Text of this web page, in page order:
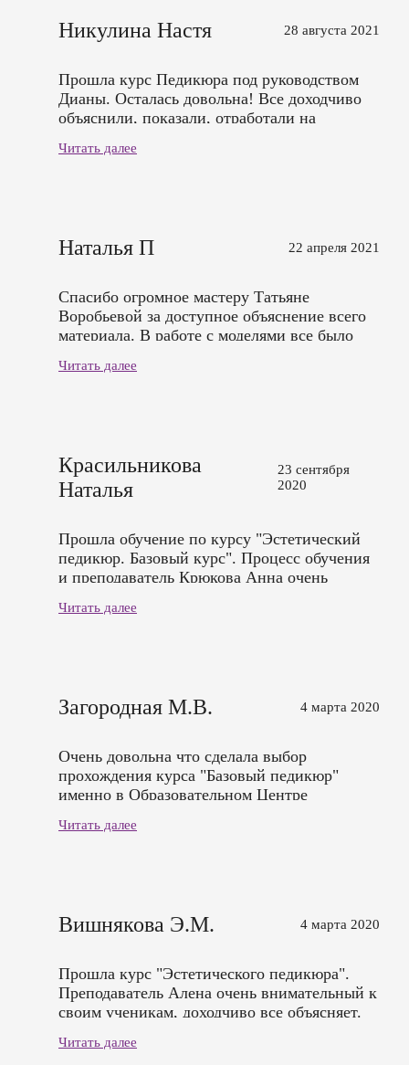
довольна!
Никулина Настя 28 августа 2021
Прошла курс Педикюра под руководством
Дианы. Осталась довольна! Все доходчиво
объяснили, показали, отработали на
отзывчивый человек.
Читать далее
Наталья П 22 апреля 2021
Спасибо огромное мастеру Татьяне
Воробьевой за доступное объяснение всего
материала. В работе с моделями все было
навыки на моделях. Спасибо за терпение,
Читать далее
Красильникова
Наталья
23 сентября
2020
Прошла обучение по курсу "Эстетический
педикюр. Базовый курс". Процесс обучения
и преподаватель Крюкова Анна очень
все вопросы по обучению решены. Теория и
Читать далее
Загородная М.В. 4 марта 2020
Очень довольна что сделала выбор
прохождения курса "Базовый педикюр"
именно в Образовательном Центре
прохождения курсов, приемлемая цена. В
по педикюру. В результате я уже в состоянии
преподавателю Алене и ОЦ "Аристек"
Читать далее
Вишнякова Э.М. 4 марта 2020
Прошла курс "Эстетического педикюра".
Преподаватель Алена очень внимательный к
своим ученикам, доходчиво все объясняет.
Спасибо! Обязательно пройду следующий
Читать далее